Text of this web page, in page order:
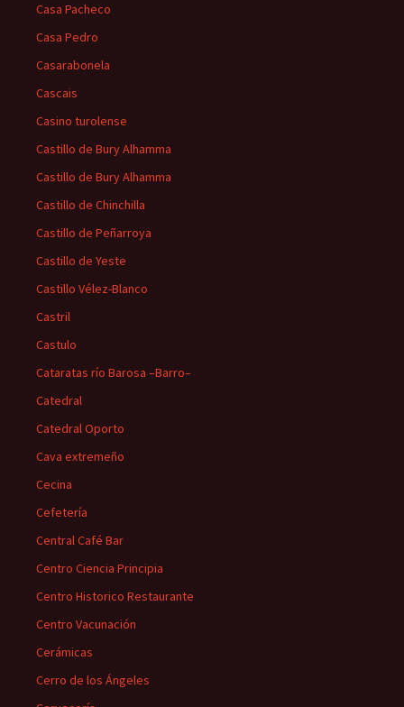
Casa Pacheco
Casa Pedro
Casarabonela
Cascais
Casino turolense
Castillo de Bury Alhamma
Castillo de Bury Alhamma
Castillo de Chinchilla
Castillo de Peñarroya
Castillo de Yeste
Castillo Vélez-Blanco
Castril
Castulo
Cataratas río Barosa –Barro–
Catedral
Catedral Oporto
Cava extremeño
Cecina
Cefetería
Central Café Bar
Centro Ciencia Principia
Centro Historico Restaurante
Centro Vacunación
Cerámicas
Cerro de los Ángeles